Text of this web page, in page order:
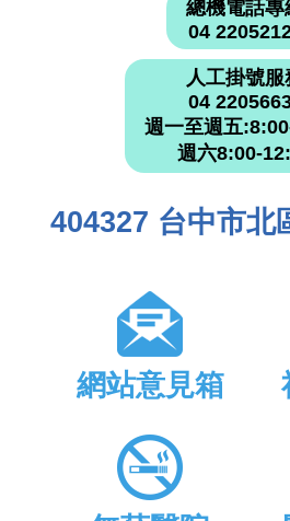
總機電話專
04
人工掛號服
04
週一至週五
週六8:00-
404327 台中市北
網站意見箱